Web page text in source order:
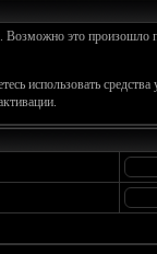
Возможно это
использовать